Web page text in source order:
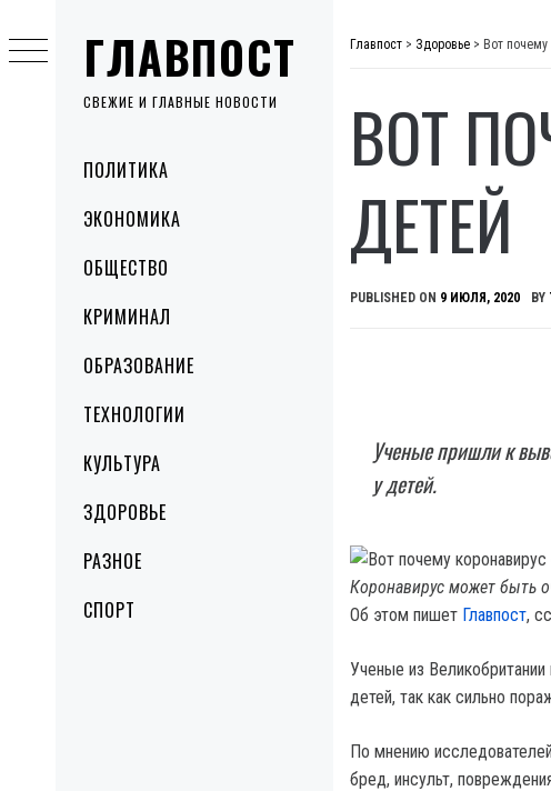
ГЛАВПОСТ
СВЕЖИЕ И ГЛАВНЫЕ НОВОСТИ
MenuПОЛИТИКА
ЭКОНОМИКА
ОБЩЕСТВО
КРИМИНАЛ
ОБРАЗОВАНИЕ
ТЕХНОЛОГИИ
КУЛЬТУРА
ЗДОРОВЬЕ
РАЗНОЕ
СПОРТ
to
content
Главпост > Здоровье > Вот
ВОТ
ДЕТЕЙ
PUBLISHED ON 9 ИЮЛЯ, 2020 BY
Ученые пришли к
у детей.
Коронавирус может быть
Об этом пишет Главпост,
Ученые из
детей, так как сильно
По мнению
бред, инсульт,